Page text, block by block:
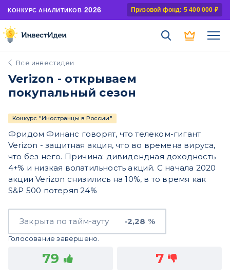
КОНКУРС АНАЛИТИКОВ 2026 Призовой фонд: 5 400 000 ₽
Все инвестидеи
Verizon - открываем
покупальный сезон
Конкурс "Иностранцы в России"
Фридом Финанс говорят, что телеком-гигант
Verizon - защитная акция, что во времена вируса,
что без него. Причина: дивидендная доходность
4+% и низкая волатильность акций. С начала 2020
акции Verizon снизились на 10%, в то время как
S&P 500 потерял 24%
Закрыта по тайм-ауту -2,28 %
Голосование завершено.
79 7